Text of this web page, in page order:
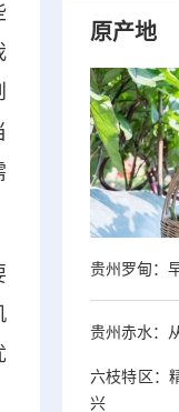
原产地
贵州罗甸：
贵州赤水：
六枝特区：
兴